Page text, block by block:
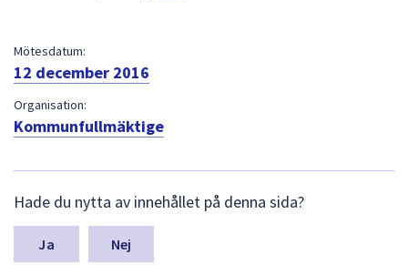
Mötesdatum:
12 december 2016
Organisation:
Kommunfullmäktige
ä
m
a
Hade du nytta av innehållet på denna sida?
Nej